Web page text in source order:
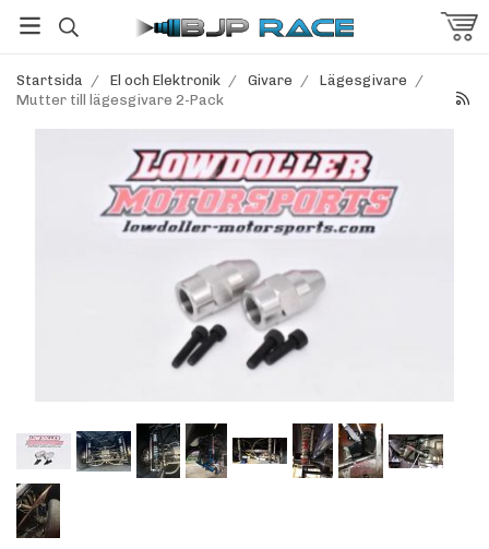
Startsida / El och Elektronik / Givare / Lägesgivare /
Mutter till lägesgivare 2-Pack